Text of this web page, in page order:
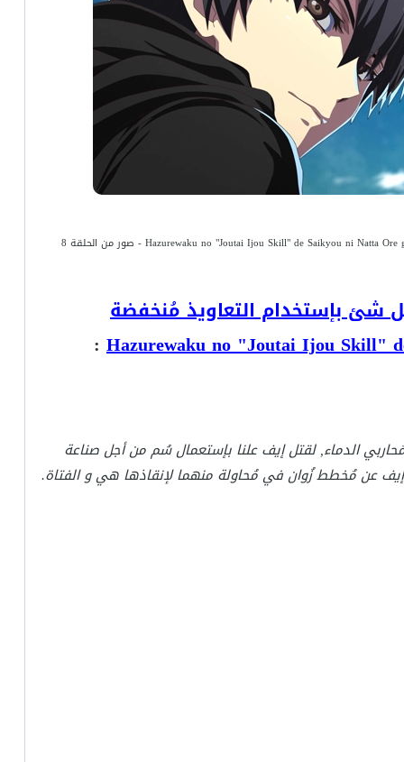
شئ بإستخدام التعاويذ مُنخفضة
:
الدماء, لقتل إيف علنا بإستعمال سُم من أجل صناعة
عن مُخطط زُوان في مُحاولة منهما لإنقاذها هي و الفتاة.